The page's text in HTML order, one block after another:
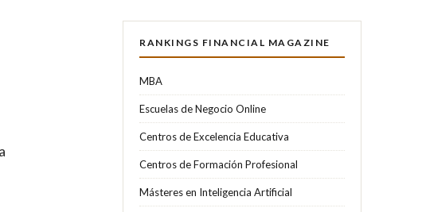
RANKINGS FINANCIAL MAGAZINE
MBA
Escuelas de Negocio Online
Centros de Excelencia Educativa
Centros de Formación Profesional
Másteres en Inteligencia Artificial